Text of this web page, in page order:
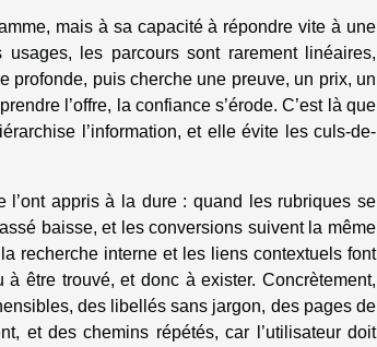
mais à sa capacité à répondre vite à une
les parcours sont rarement linéaires,
profonde, puis cherche une preuve, un prix, un
l’offre, la confiance s’érode. C’est là que
l’information, et elle évite les culs-de-
l’ont appris à la dure : quand les rubriques se
baisse, et les conversions suivent la même
recherche interne et les liens contextuels font
être trouvé, et donc à exister. Concrètement,
des libellés sans jargon, des pages de
et des chemins répétés, car l’utilisateur doit